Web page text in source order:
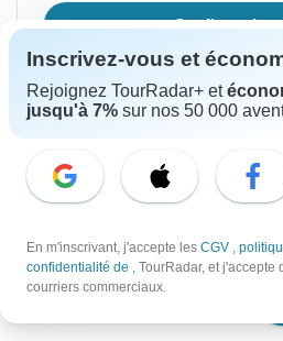
À partir de
Confirmer les
À partir du Samedi
15 août, 2026 27
Anglais, Espagnol
Remplissage rapide
Inscrivez-vous et
Rejoignez TourRadar+ et
jusqu'à 7% sur nos 50 000
En m'inscrivant, j'accepte les CGV ,
confidentialité de , TourRadar, et j'accepte
courriers commerciaux.